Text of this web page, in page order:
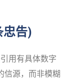
忠告)
用有具体数字
信源，而非模糊